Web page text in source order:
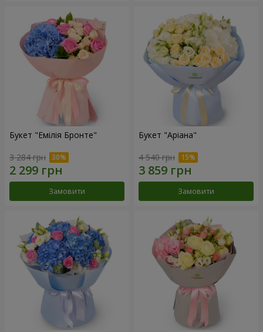
Букет "Емілія Бронте"
3 284 грн
Замовити
Букет "Аріана"
4 540 грн
Замовити